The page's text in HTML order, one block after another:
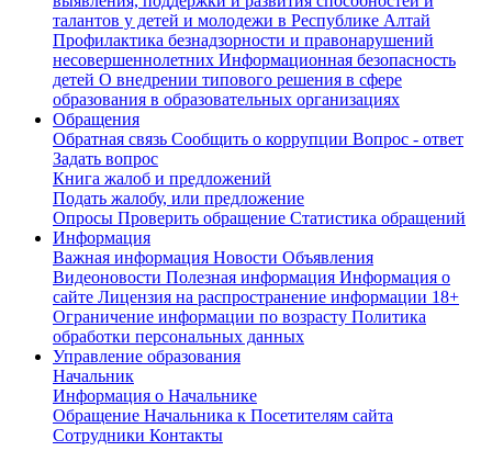
талантов у детей и молодежи в Республике Алтай
Профилактика безнадзорности и правонарушений
несовершеннолетних Информационная безопасность
детей О внедрении типового решения в сфере
образования в образовательных организациях
Обращения
Обратная связь Сообщить о коррупции Вопрос - ответ
Задать вопрос
Книга жалоб и предложений
Подать жалобу, или предложение
Опросы Проверить обращение Статистика обращений
Информация
Важная информация Новости Объявления
Видеоновости Полезная информация Информация о
сайте Лицензия на распространение информации 18+
Ограничение информации по возрасту Политика
обработки персональных данных
Управление образования
Начальник
Информация о Начальнике
Обращение Начальника к Посетителям сайта
Сотрудники Контакты